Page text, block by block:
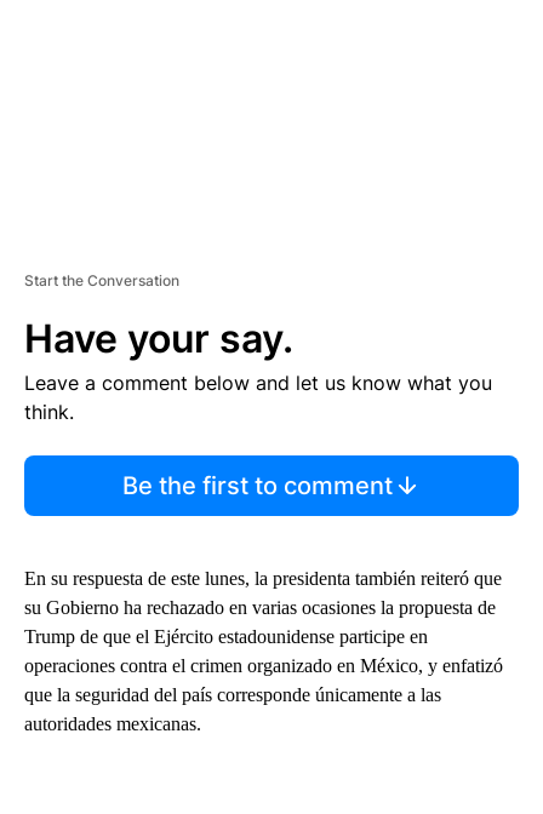
Start the Conversation
Have your say.
Leave a comment below and let us know what you
think.
Be the first to comment
En su respuesta de este lunes, la presidenta también reiteró que
su Gobierno ha rechazado en varias ocasiones la propuesta de
Trump de que el Ejército estadounidense participe en
operaciones contra el crimen organizado en México, y enfatizó
que la seguridad del país corresponde únicamente a las
autoridades mexicanas.